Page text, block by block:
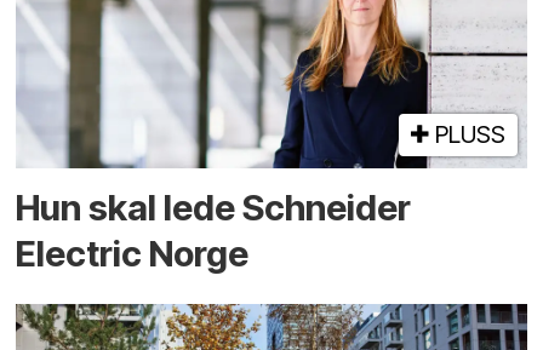
PLUSS
Hun skal lede Schneider
Electric Norge